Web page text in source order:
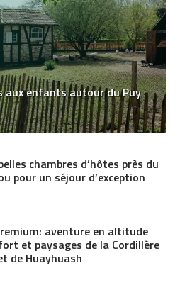
aux enfants autour du Puy
chambres d’hôtes près du
pour un séjour d’exception
aventure en altitude
et paysages de la Cordillère
de Huayhuash